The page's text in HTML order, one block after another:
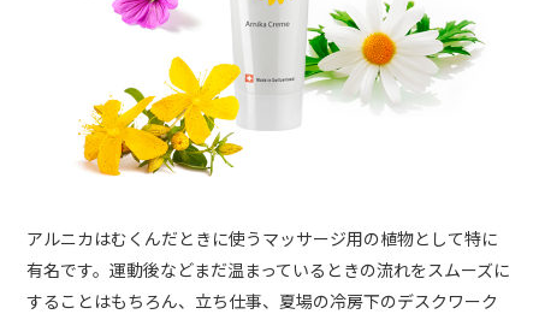
アルニカはむくんだときに使うマッサージ用の植物として特に
有名です。運動後などまだ温まっているときの流れをスムーズに
することはもちろん、立ち仕事、夏場の冷房下のデスクワーク